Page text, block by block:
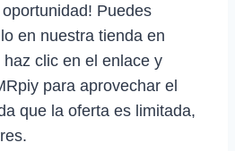
Puedes
en nuestra tienda en
clic en el enlace y
para aprovechar el
que la oferta es limitada,